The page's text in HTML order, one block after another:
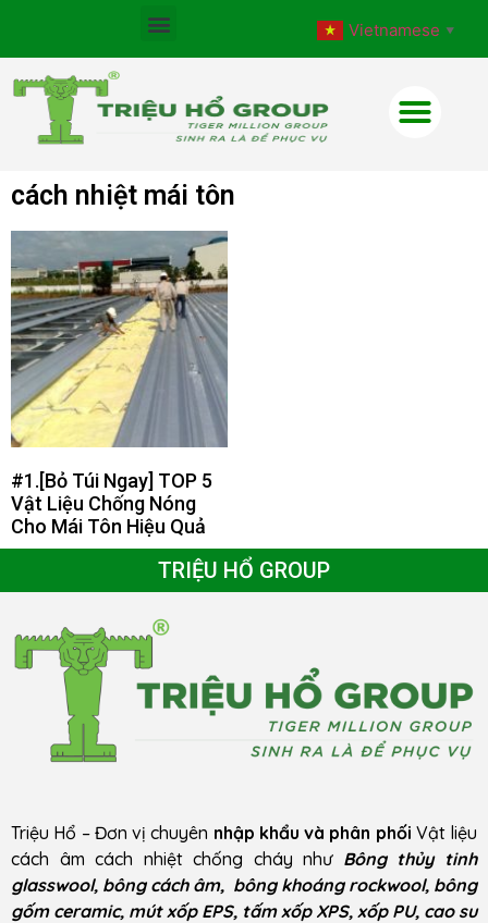
Vietnamese ▼
cách nhiệt mái tôn
#1.[Bỏ Túi Ngay] TOP 5
Vật Liệu Chống Nóng
Cho Mái Tôn Hiệu Quả
TRIỆU HỔ GROUP
Triệu Hổ – Đơn vị chuyên nhập khẩu và phân phối Vật liệu
cách âm cách nhiệt chống cháy như Bông thủy tinh
glasswool, bông cách âm, bông khoáng rockwool, bông
gốm ceramic, mút xốp EPS, tấm xốp XPS, xốp PU, cao su